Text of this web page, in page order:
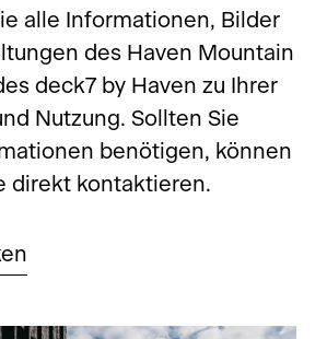
alle Informationen, Bilder
des Haven Mountain
deck7 by Haven zu Ihrer
Nutzung. Sollten Sie
benötigen, können
direkt kontaktieren.